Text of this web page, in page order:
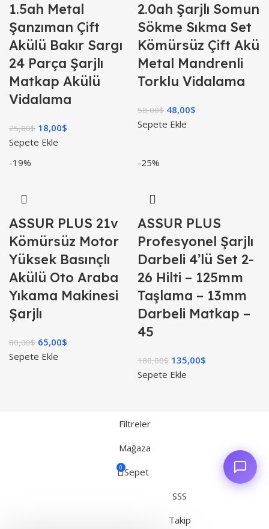
1.5ah Metal
Şanzıman Çift
Akülü Bakır Sargı
24 Parça Şarjlı
Matkap Akülü
Vidalama
25,00$ 18,00$
Sepete Ekle
2.0ah Şarjlı Somun
Sökme Sıkma Set
Kömürsüz Çift Akü
Metal Mandrenli
Torklu Vidalama
58,00$ 48,00$
Sepete Ekle
-19%
ASSUR PLUS 21v
Kömürsüz Motor
Yüksek Basınçlı
Akülü Oto Araba
Yıkama Makinesi
Şarjlı
80,00$ 65,00$
Sepete Ekle
-25%
ASSUR PLUS
Profesyonel Şarjlı
Darbeli 4’lü Set 2-
26 Hilti – 125mm
Taşlama – 13mm
Darbeli Matkap –
45
180,00$ 135,00$
Sepete Ekle
Filtreler
Mağaza
0 Sepet
SSS
Takip